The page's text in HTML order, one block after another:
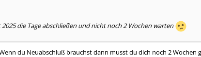
die Tage abschließen und nicht noch 2 Wochen warten
du Neuabschluß brauchst dann musst du dich noch 2 Wochen